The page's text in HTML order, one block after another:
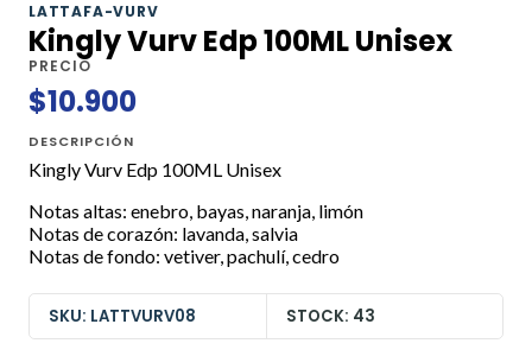
LATTAFA-VURV
Kingly Vurv Edp 100ML Unisex
PRECIO
$10.900
DESCRIPCIÓN
Kingly Vurv Edp 100ML Unisex
Notas altas: enebro, bayas, naranja, limón
Notas de corazón: lavanda, salvia
Notas de fondo: vetiver, pachulí, cedro
SKU: LATTVURV08 STOCK: 43